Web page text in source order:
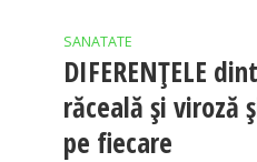
SANATATE
DIFERENȚELE
răceală și viroză
pe fiecare